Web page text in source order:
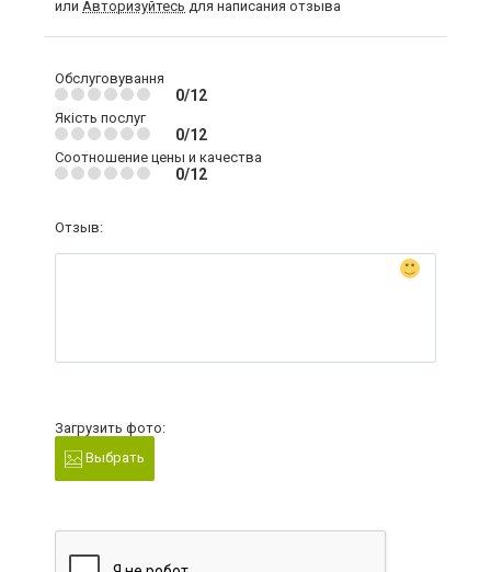
или Авторизуйтесь для написания отзыва
Обслуговування
0/12
Якість послуг
0/12
Соотношение цены и качества
0/12
Отзыв:
Загрузить фото:
Выбрать